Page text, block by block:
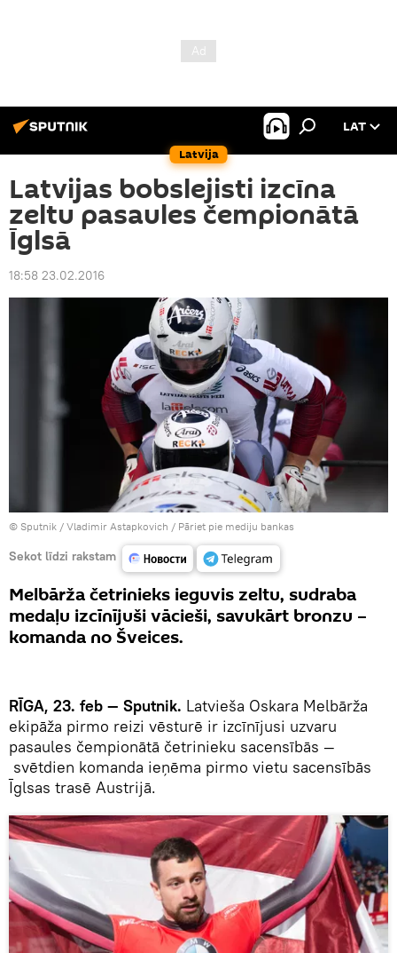
Latvija
LAT
Latvijas bobslejisti izcīna
zeltu pasaules čempionātā
Īglsā
18:58 23.02.2016
© Sputnik / Vladimir Astapkovich / Pāriet pie mediju bankas
Sekot līdzi rakstam
Melbārža četrinieks ieguvis zeltu, sudraba
medaļu izcīnījuši vācieši, savukārt bronzu –
komanda no Šveices.
RĪGA, 23. feb — Sputnik. Latvieša Oskara Melbārža
ekipāža pirmo reizi vēsturē ir izcīnījusi uzvaru
pasaules čempionātā četrinieku sacensībās —
svētdien komanda ieņēma pirmo vietu sacensībās
Īglsas trasē Austrijā.